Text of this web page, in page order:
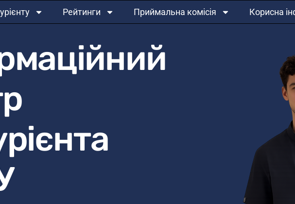
Рейтинги Приймальна комісія Корисна